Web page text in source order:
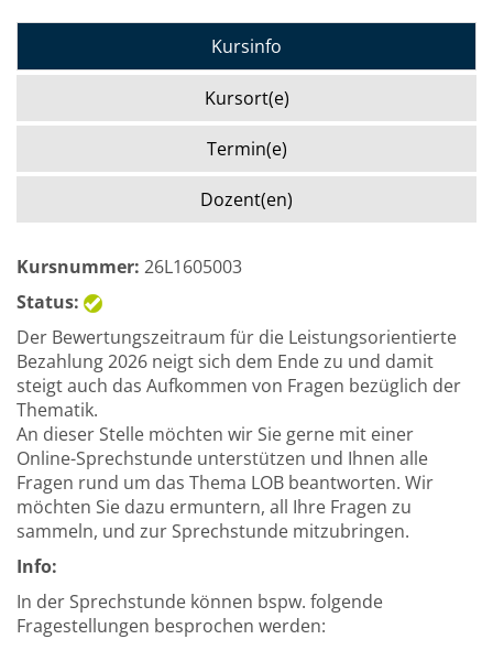
Kursinfo
Kursort(e)
Termin(e)
Dozent(en)
Kursnummer: 26L1605003
Status:
Der Bewertungszeitraum für die Leistungsorientierte
Bezahlung 2026 neigt sich dem Ende zu und damit
steigt auch das Aufkommen von Fragen bezüglich der
Thematik.
An dieser Stelle möchten wir Sie gerne mit einer
Online-Sprechstunde unterstützen und Ihnen alle
Fragen rund um das Thema LOB beantworten. Wir
möchten Sie dazu ermuntern, all Ihre Fragen zu
sammeln, und zur Sprechstunde mitzubringen.
Info:
In der Sprechstunde können bspw. folgende
Fragestellungen besprochen werden: